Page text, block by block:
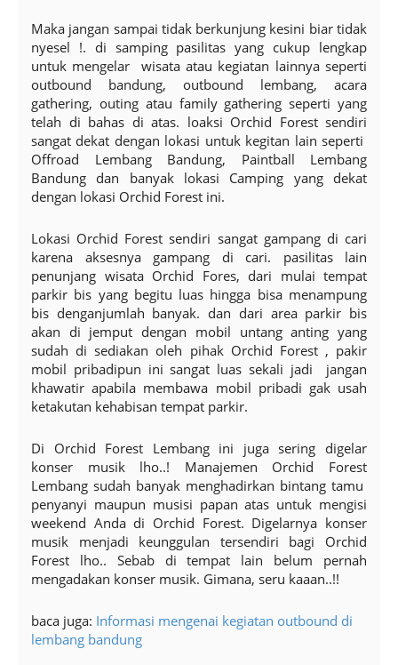
Maka jangan sampai tidak berkunjung kesini biar tidak
nyesel !. di samping pasilitas yang cukup lengkap
untuk mengelar wisata atau kegiatan lainnya seperti
outbound bandung, outbound lembang, acara
gathering, outing atau family gathering seperti yang
telah di bahas di atas. loaksi Orchid Forest sendiri
sangat dekat dengan lokasi untuk kegitan lain seperti
Offroad Lembang Bandung, Paintball Lembang
Bandung dan banyak lokasi Camping yang dekat
dengan lokasi Orchid Forest ini.
Lokasi Orchid Forest sendiri sangat gampang di cari
karena aksesnya gampang di cari. pasilitas lain
penunjang wisata Orchid Fores, dari mulai tempat
parkir bis yang begitu luas hingga bisa menampung
bis denganjumlah banyak. dan dari area parkir bis
akan di jemput dengan mobil untang anting yang
sudah di sediakan oleh pihak Orchid Forest , pakir
mobil pribadipun ini sangat luas sekali jadi jangan
khawatir apabila membawa mobil pribadi gak usah
ketakutan kehabisan tempat parkir.
Di Orchid Forest Lembang ini juga sering digelar
konser musik lho..! Manajemen Orchid Forest
Lembang sudah banyak menghadirkan bintang tamu
penyanyi maupun musisi papan atas untuk mengisi
weekend Anda di Orchid Forest. Digelarnya konser
musik menjadi keunggulan tersendiri bagi Orchid
Forest lho.. Sebab di tempat lain belum pernah
mengadakan konser musik. Gimana, seru kaaan..!!
baca juga: Informasi mengenai kegiatan outbound di
lembang bandung